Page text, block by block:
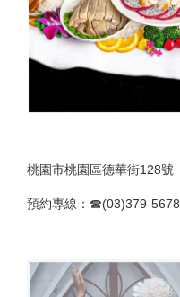
桃園市桃園區德華街128號
預約專線：☎(03)379-5678